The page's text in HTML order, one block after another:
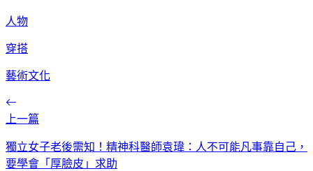
人物
穿搭
藝術文化
上一篇
獨立女子老後需知！精神科醫師袁瑋：人不可能凡事靠自己，
要學會「厚臉皮」求助